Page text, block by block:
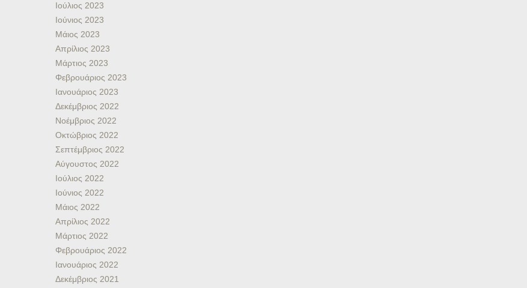
Ιούλιος 2023
Ιούνιος 2023
Μάιος 2023
Απρίλιος 2023
Μάρτιος 2023
Φεβρουάριος 2023
Ιανουάριος 2023
Δεκέμβριος 2022
Νοέμβριος 2022
Οκτώβριος 2022
Σεπτέμβριος 2022
Αύγουστος 2022
Ιούλιος 2022
Ιούνιος 2022
Μάιος 2022
Απρίλιος 2022
Μάρτιος 2022
Φεβρουάριος 2022
Ιανουάριος 2022
Δεκέμβριος 2021